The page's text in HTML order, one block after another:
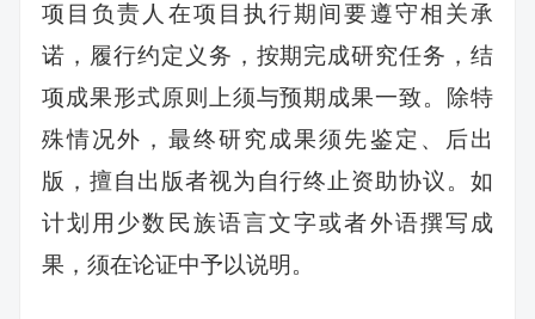
项目负责人在项目执行期间要遵守相关承
诺，履行约定义务，按期完成研究任务，结
项成果形式原则上须与预期成果一致。除特
殊情况外，最终研究成果须先鉴定、后出
版，擅自出版者视为自行终止资助协议。如
计划用少数民族语言文字或者外语撰写成
果，须在论证中予以说明。